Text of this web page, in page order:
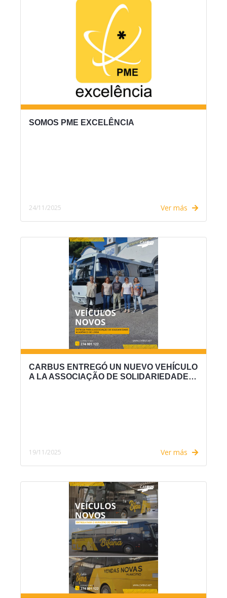
SOMOS PME EXCELÊNCIA
24/11/2025 Ver más
CARBUS ENTREGÓ UN NUEVO VEHÍCULO
A LA ASSOCIAÇÃO DE SOLIDARIEDADE…
19/11/2025 Ver más